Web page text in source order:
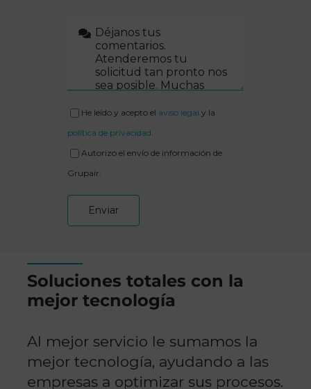
He leído y acepto el aviso legal y la
política de privacidad
Autorizo el envío de información de
Grupair.
Enviar
Soluciones totales con la
mejor tecnología
Al mejor servicio le sumamos la
mejor tecnología, ayudando a las
empresas a optimizar sus procesos.